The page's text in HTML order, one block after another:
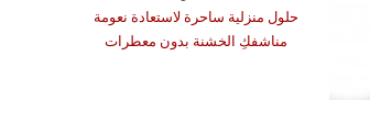
حلول منزلية ساحرة لاستعادة نعومة
مناشفكِ الخشنة بدون معطرات